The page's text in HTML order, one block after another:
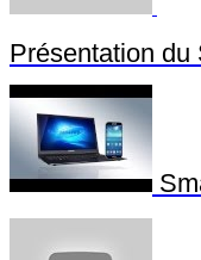
Présentation